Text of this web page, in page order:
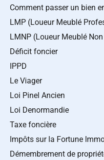
Comment passer un bien
LMP (Loueur Meublé
LMNP (Loueur Meublé
Déficit foncier
IPPD
Le Viager
Loi Pinel Ancien
Loi Denormandie
Taxe foncière
Impôts sur la Fortune
Démembrement de